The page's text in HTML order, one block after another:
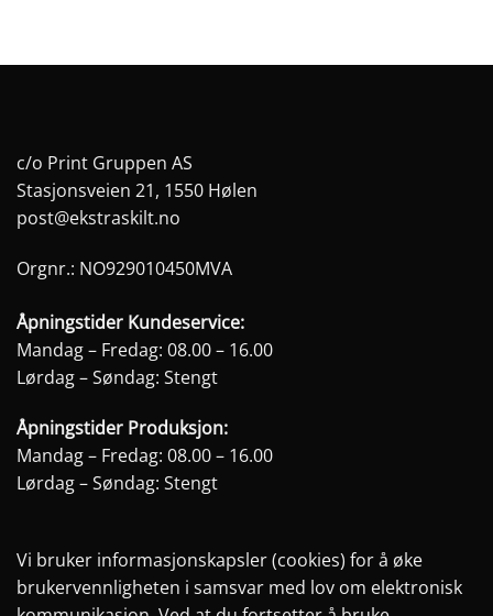
c/o Print Gruppen AS
Stasjonsveien 21, 1550 Hølen
post@ekstraskilt.no
Orgnr.: NO929010450MVA
Åpningstider Kundeservice:
Mandag – Fredag: 08.00 – 16.00
Lørdag – Søndag: Stengt
Åpningstider Produksjon:
Mandag – Fredag: 08.00 – 16.00
Lørdag – Søndag: Stengt
Vi bruker informasjonskapsler (cookies) for å øke
brukervennligheten i samsvar med lov om elektronisk